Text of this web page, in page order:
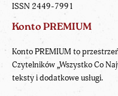
ISSN 2449-7991
Konto PREMIUM
Konto PREMIUM to
Czytelników „Wszystko Co
teksty i dodatkowe usługi.